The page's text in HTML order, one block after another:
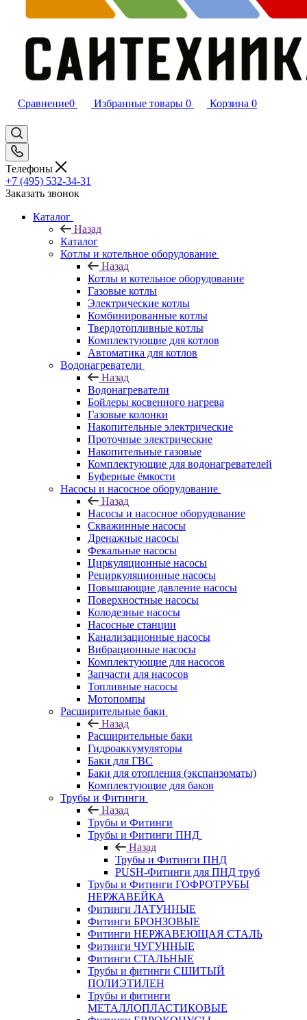
Сравнение0 Избранные товары 0 Корзина 0
Телефоны
+7 (495) 532‑34‑31
Заказать звонок
Каталог
Назад
Каталог
Котлы и котельное оборудование
Назад
Котлы и котельное оборудование
Газовые котлы
Электрические котлы
Комбинированные котлы
Твердотопливные котлы
Комплектующие для котлов
Автоматика для котлов
Водонагреватели
Назад
Водонагреватели
Бойлеры косвенного нагрева
Газовые колонки
Накопительные электрические
Проточные электрические
Накопительные газовые
Комплектующие для водонагревателей
Буферные ёмкости
Насосы и насосное оборудование
Назад
Насосы и насосное оборудование
Скважинные насосы
Дренажные насосы
Фекальные насосы
Циркуляционные насосы
Рециркуляционные насосы
Повышающие давление насосы
Поверхностные насосы
Колодезные насосы
Насосные станции
Канализационные насосы
Вибрационные насосы
Комплектующие для насосов
Запчасти для насосов
Топливные насосы
Мотопомпы
Расширительные баки
Назад
Расширительные баки
Гидроаккумуляторы
Баки для ГВС
Баки для отопления (экспанзоматы)
Комплектующие для баков
Трубы и Фитинги
Назад
Трубы и Фитинги
Трубы и Фитинги ПНД
Назад
Трубы и Фитинги ПНД
PUSH-Фитинги для ПНД труб
Трубы и Фитинги ГОФРОТРУБЫ
НЕРЖАВЕЙКА
Фитинги ЛАТУННЫЕ
Фитинги БРОНЗОВЫЕ
Фитинги НЕРЖАВЕЮЩАЯ СТАЛЬ
Фитинги ЧУГУННЫЕ
Фитинги СТАЛЬНЫЕ
Трубы и фитинги СШИТЫЙ
ПОЛИЭТИЛЕН
Трубы и фитинги
МЕТАЛЛОПЛАСТИКОВЫЕ